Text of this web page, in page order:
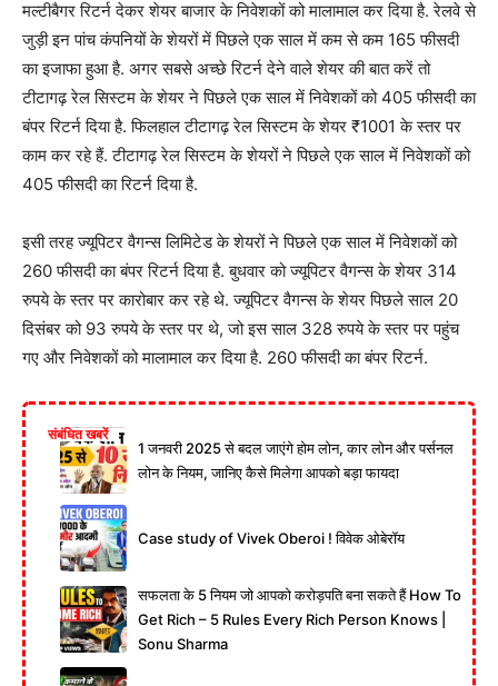
मल्टीबैगर रिटर्न देकर शेयर बाजार के निवेशकों को मालामाल कर दिया है. रेलवे से
जुड़ी इन पांच कंपनियों के शेयरों में पिछले एक साल में कम से कम 165 फीसदी
का इजाफा हुआ है. अगर सबसे अच्छे रिटर्न देने वाले शेयर की बात करें तो
टीटागढ़ रेल सिस्टम के शेयर ने पिछले एक साल में निवेशकों को 405 फीसदी का
बंपर रिटर्न दिया है. फिलहाल टीटागढ़ रेल सिस्टम के शेयर ₹1001 के स्तर पर
काम कर रहे हैं. टीटागढ़ रेल सिस्टम के शेयरों ने पिछले एक साल में निवेशकों को
405 फीसदी का रिटर्न दिया है.
इसी तरह ज्यूपिटर वैगन्स लिमिटेड के शेयरों ने पिछले एक साल में निवेशकों को
260 फीसदी का बंपर रिटर्न दिया है. बुधवार को ज्यूपिटर वैगन्स के शेयर 314
रुपये के स्तर पर कारोबार कर रहे थे. ज्यूपिटर वैगन्स के शेयर पिछले साल 20
दिसंबर को 93 रुपये के स्तर पर थे, जो इस साल 328 रुपये के स्तर पर पहुंच
गए और निवेशकों को मालामाल कर दिया है. 260 फीसदी का बंपर रिटर्न.
संबंधित खबरें
1 जनवरी 2025 से बदल जाएंगे होम लोन, कार लोन और पर्सनल
लोन के नियम, जानिए कैसे मिलेगा आपको बड़ा फायदा
Case study of Vivek Oberoi ! विवेक ओबेरॉय
सफलता के 5 नियम जो आपको करोड़पति बना सकते हैं How To
Get Rich – 5 Rules Every Rich Person Knows |
Sonu Sharma